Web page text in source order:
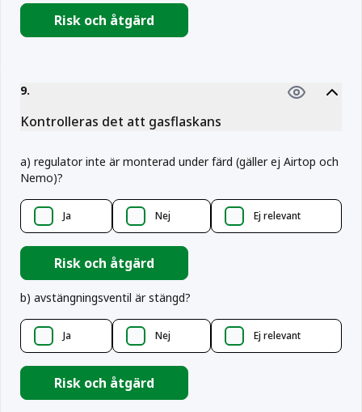
Risk och åtgärd
9.
Kontrolleras det att gasflaskans
a) regulator inte är monterad under färd (gäller ej Airtop och
Nemo)?
Ja Nej Ej relevant
Risk och åtgärd
b) avstängningsventil är stängd?
Ja Nej Ej relevant
Risk och åtgärd